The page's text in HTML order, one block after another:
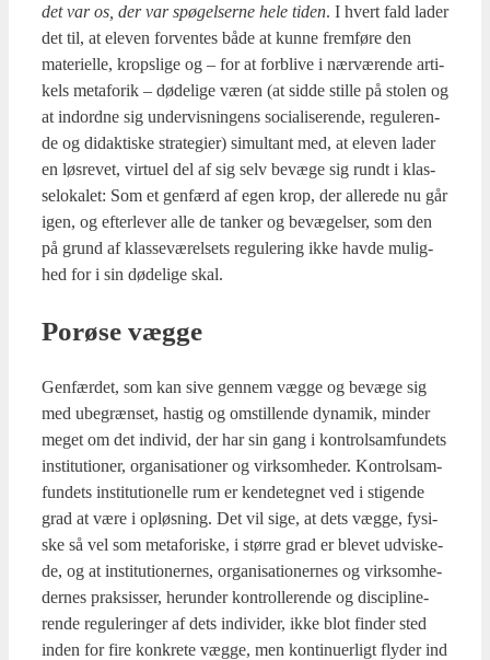
det var os, der var spø­gel­ser­ne hele tiden. I hvert fald lader
det til, at ele­ven for­ven­tes både at kun­ne frem­fø­re den
mate­ri­el­le, krops­li­ge og – for at for­bli­ve i nær­væ­ren­de arti­
kels meta­forik – døde­li­ge væren (at sid­de stil­le på sto­len og
at ind­ord­ne sig under­vis­nin­gens soci­a­li­se­ren­de, regu­le­ren­
de og didak­ti­ske stra­te­gi­er) simul­tant med, at ele­ven lader
en løs­re­vet, vir­tu­el del af sig selv bevæ­ge sig rundt i klas­
se­lo­ka­let: Som et gen­færd af egen krop, der alle­re­de nu går
igen, og efter­le­ver alle de tan­ker og bevæ­gel­ser, som den
på grund af klas­se­væ­rel­sets regu­le­ring ikke hav­de mulig­
hed for i sin døde­li­ge skal.
Por­ø­se væg­ge
Gen­fær­det, som kan sive gen­nem væg­ge og bevæ­ge sig
med ube­græn­set, hastig og omstil­len­de dyna­mik, min­der
meget om det indi­vid, der har sin gang i kon­trol­sam­fun­dets
insti­tu­tio­ner, orga­ni­sa­tio­ner og virk­som­he­der. Kon­trol­sam­
fun­dets insti­tu­tio­nel­le rum er ken­de­teg­net ved i sti­gen­de
grad at være i opløs­ning. Det vil sige, at dets væg­ge, fysi­
ske så vel som meta­fori­ske, i stør­re grad er ble­vet udvi­ske­
de, og at insti­tu­tio­ner­nes, orga­ni­sa­tio­ner­nes og virk­som­he­
der­nes prak­sis­ser, her­un­der kon­trol­le­ren­de og disci­pli­ne­
ren­de regu­le­rin­ger af dets indi­vi­der, ikke blot fin­der sted
inden for fire kon­kre­te væg­ge, men kon­ti­nu­er­ligt fly­der ind